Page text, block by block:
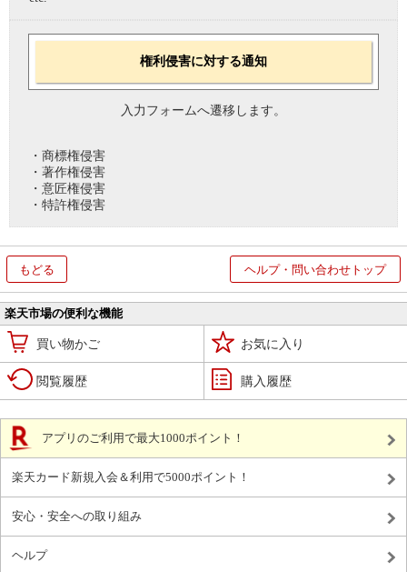
権利侵害に対する通知
入力フォームへ遷移します。
・商標権侵害
・著作権侵害
・意匠権侵害
・特許権侵害
もどる ヘルプ・問い合わせトップ
楽天市場の便利な機能
買い物かご お気に入り
閲覧履歴 購入履歴
アプリのご利用で最大1000ポイント！
楽天カード新規入会＆利用で5000ポイント！
安心・安全への取り組み
ヘルプ